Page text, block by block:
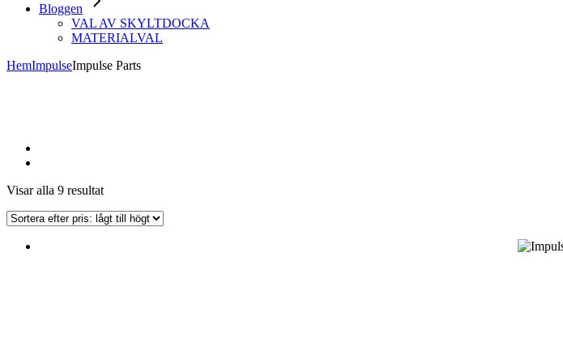
Bloggen
VAL AV SKYLTDOCKA
MATERIALVAL
HemImpulseImpulse Parts
Visar alla 9 resultatSorterade
pris: